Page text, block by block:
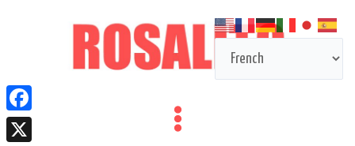
Facebook